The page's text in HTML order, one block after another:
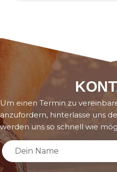
Um einen Termin zu
anzufordern, hinterlasse uns
werden uns so schnell wie
Leave
this
field